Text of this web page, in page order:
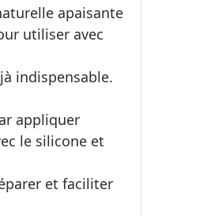
apaisante
utiliser avec
indispensable.
appliquer
le silicone et
et faciliter